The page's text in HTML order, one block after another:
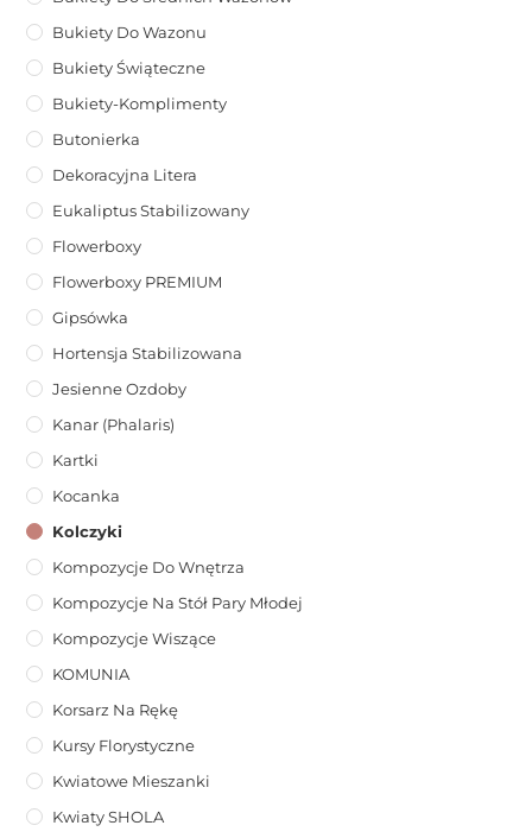
Bukiety Do Wazonu
Bukiety Świąteczne
Bukiety-Komplimenty
Butonierka
Dekoracyjna Litera
Eukaliptus Stabilizowany
Flowerboxy
Flowerboxy PREMIUM
Gipsówka
Hortensja Stabilizowana
Jesienne Ozdoby
Kanar (phalaris)
Kartki
Kocanka
Kolczyki
Kompozycje Do Wnętrza
Kompozycje Na Stół Pary Młodej
Kompozycje Wiszące
KOMUNIA
Korsarz Na Rękę
Kursy Florystyczne
Kwiatowe Mieszanki
Kwiaty SHOLA